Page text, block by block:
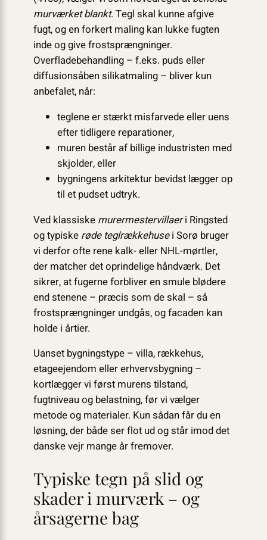
murværket blankt. Tegl skal kunne afgive
fugt, og en forkert maling kan lukke fugten
inde og give frostsprængninger.
Overfladebehandling – f.eks. puds eller
diffusionsåben silikatmaling – bliver kun
anbefalet, når:
teglene er stærkt misfarvede eller uens
efter tidligere reparationer,
muren består af billige industristen med
skjolder, eller
bygningens arkitektur bevidst lægger op
til et pudset udtryk.
Ved klassiske murermestervillaeri Ringsted
og typiske røde teglrækkehusei Sorø bruger
vi derfor ofte rene kalk- eller NHL-mørtler,
der matcher det oprindelige håndværk. Det
sikrer, at fugerne forbliver en smule blødere
end stenene – præcis som de skal – så
frostsprængninger undgås, og facaden kan
holde i årtier.
Uanset bygningstype – villa, rækkehus,
etageejendom eller erhvervsbygning –
kortlægger vi først murens tilstand,
fugtniveau og belastning, før vi vælger
metode og materialer. Kun sådan får du en
løsning, der både ser flot ud og står imod det
danske vejr mange år fremover.
Typiske tegn på slid og
skader i murværk – og
årsagerne bag